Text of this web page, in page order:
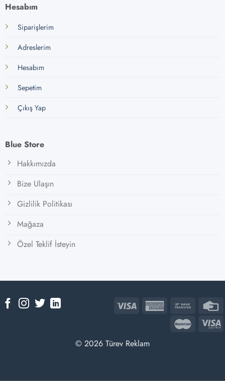
Hesabım
Siparişlerim
Adreslerim
Hesabım
Sepetim
Çıkış Yap
Blue Store
Hakkımızda
Bize Ulaşın
Gizlilik Politikası
Mağaza
Özel Teklif İsteyin
© 2026 Türev Reklam